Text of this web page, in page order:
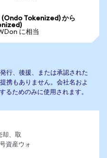
Tokenized) から
に相当
行、後援、または承認された
携もありません。会社名およ
るためのみに使用されます。
、取
資産ウォ